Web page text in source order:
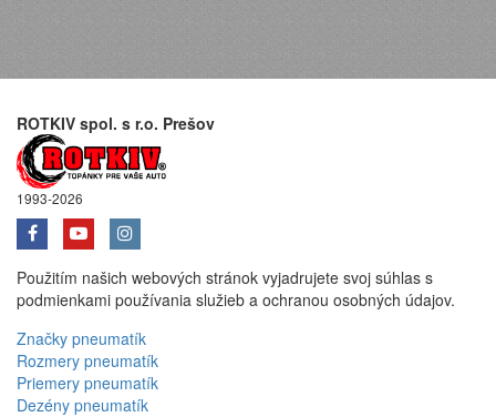
ROTKIV spol. s r.o. Prešov
1993-2026
Použitím našich webových stránok vyjadrujete svoj súhlas s
podmienkami používania služieb a ochranou osobných údajov.
Značky pneumatík
Rozmery pneumatík
Priemery pneumatík
Dezény pneumatík